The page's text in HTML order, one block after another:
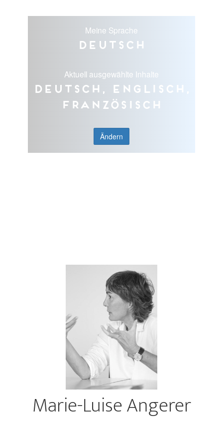
Meine Sprache
Deutsch
Aktuell ausgewählte Inhalte
Deutsch, Englisch,
Französisch
Ändern
Marie-Luise Angerer